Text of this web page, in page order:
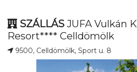
SZÁLLÁS JUFA Vulkán
Resort**** Celldömölk
9500, Celldömölk, Sport u. 8